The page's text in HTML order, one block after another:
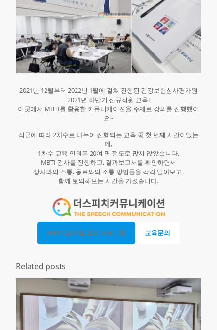
2021년 12월부터 2022년 1월에 걸쳐 진행된 건강보험심사평가원
2021년 하반기 신규직원 교육!
이곳에서 MBTI를 활용한 커뮤니케이션을 주제로 강의를 진행했어
요~
직군에 따라 2차수로 나누어 진행되는 교육 중 첫 번째 시간이었는
데,
1차수 교육 인원은 20여 명 정도로 많지 않았습니다.
MBTI 검사를 진행하고, 결과보고서를 확인하면서
상사와의 소통, 동료와의 소통 방법들을 각각 알아보고,
함께 토의해보는 시간을 가졌습니다.
MBTI 검사 및 강의 프로그램 교육문의
Related posts